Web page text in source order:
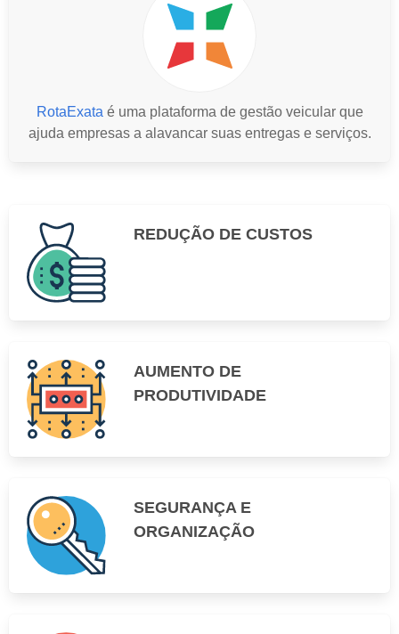
RotaExataé uma plataforma de gestão veicular que
ajuda empresas a alavancar suas entregas e serviços.
REDUÇÃO DE CUSTOS
AUMENTO DE
PRODUTIVIDADE
SEGURANÇA E
ORGANIZAÇÃO